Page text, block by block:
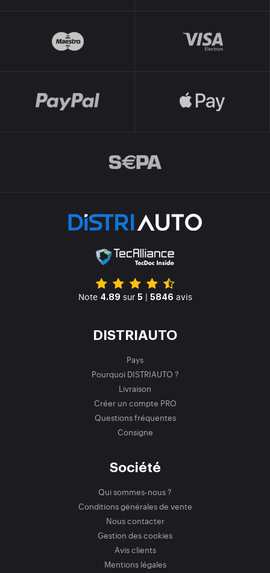
Note 4.89 sur 5 | 5846 avis
DISTRIAUTO
Pays
Pourquoi DISTRIAUTO ?
Livraison
Créer un compte PRO
Questions fréquentes
Consigne
Société
Qui sommes-nous ?
Conditions générales de vente
Nous contacter
Gestion des cookies
Avis clients
Mentions légales